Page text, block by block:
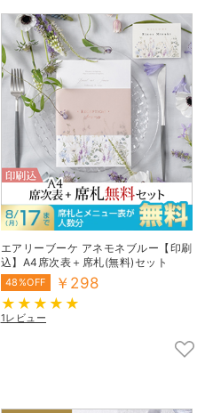
エアリーブーケ アネモネブルー【印刷
込】A4席次表＋席札(無料)セット
48%OFF ￥298
1レビュー